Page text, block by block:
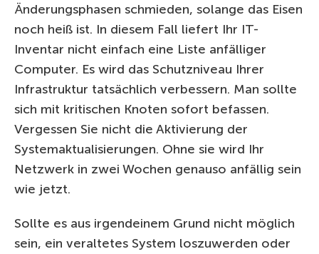
Änderungsphasen schmieden, solange das Eisen
noch heiß ist. In diesem Fall liefert Ihr IT-
Inventar nicht einfach eine Liste anfälliger
Computer. Es wird das Schutzniveau Ihrer
Infrastruktur tatsächlich verbessern. Man sollte
sich mit kritischen Knoten sofort befassen.
Vergessen Sie nicht die Aktivierung der
Systemaktualisierungen. Ohne sie wird Ihr
Netzwerk in zwei Wochen genauso anfällig sein
wie jetzt.
Sollte es aus irgendeinem Grund nicht möglich
sein, ein veraltetes System loszuwerden oder